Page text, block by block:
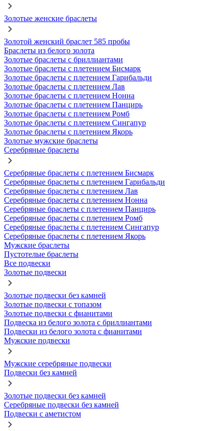
Золотые женские браслеты
Золотой женский браслет 585 пробы
Браслеты из белого золота
Золотые браслеты с бриллиантами
Золотые браслеты с плетением Бисмарк
Золотые браслеты с плетением Гарибальди
Золотые браслеты с плетением Лав
Золотые браслеты с плетением Нонна
Золотые браслеты с плетением Панцирь
Золотые браслеты с плетением Ромб
Золотые браслеты с плетением Сингапур
Золотые браслеты с плетением Якорь
Золотые мужские браслеты
Серебряные браслеты
Серебряные браслеты с плетением Бисмарк
Серебряные браслеты с плетением Гарибальди
Серебряные браслеты с плетением Лав
Серебряные браслеты с плетением Нонна
Серебряные браслеты с плетением Панцирь
Серебряные браслеты с плетением Ромб
Серебряные браслеты с плетением Сингапур
Серебряные браслеты с плетением Якорь
Мужские браслеты
Пустотелые браслеты
Все подвески
Золотые подвески
Золотые подвески без камней
Золотые подвески с топазом
Золотые подвески с фианитами
Подвеска из белого золота с бриллиантами
Подвески из белого золота с фианитами
Мужские подвески
Мужские серебряные подвески
Подвески без камней
Золотые подвески без камней
Серебряные подвески без камней
Подвески с аметистом